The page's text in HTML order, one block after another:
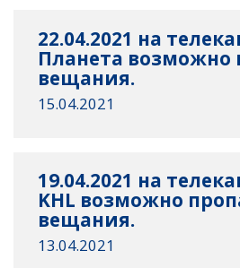
22.04.2021 на
Планета возможно
вещания.
15.04.2021
19.04.2021 на
KHL возможно
вещания.
13.04.2021